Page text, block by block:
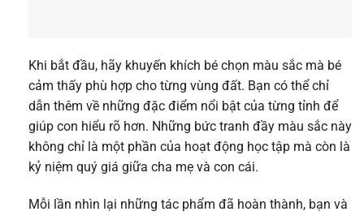
Khi bắt đầu, hãy khuyến khích bé chọn màu sắc mà bé
cảm thấy phù hợp cho từng vùng đất. Bạn có thể chỉ
dẫn thêm về những đặc điểm nổi bật của từng tỉnh để
giúp con hiểu rõ hơn. Những bức tranh đầy màu sắc này
không chỉ là một phần của hoạt động học tập mà còn là
kỷ niệm quý giá giữa cha mẹ và con cái.
Mỗi lần nhìn lại những tác phẩm đã hoàn thành, bạn và